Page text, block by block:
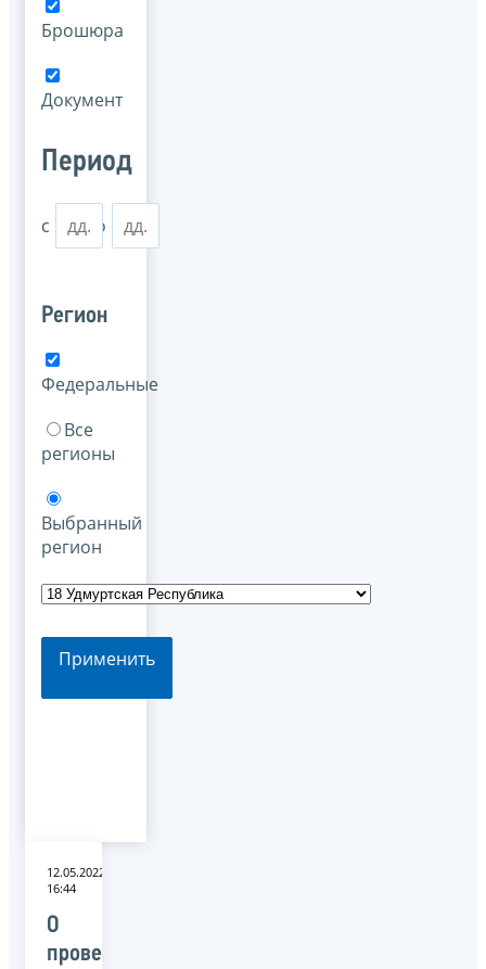
Брошюра
Документ
Период
с по
Регион
Федеральные
Все
регионы
Выбранный
регион
Применить
12.05.2022
16:44
О
проведении